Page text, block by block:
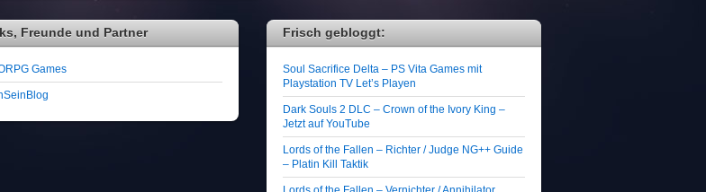
Freunde und Partner
Games
Frisch gebloggt:
Soul Sacrifice Delta – PS Vita Games mit
Playstation TV Let’s Playen
Dark Souls 2 DLC – Crown of the Ivory King –
Jetzt auf YouTube
Lords of the Fallen – Richter / Judge NG++ Guide
– Platin Kill Taktik